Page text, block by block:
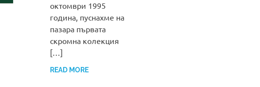
октомври 1995
година, пуснахме на
пазара първата
скромна колекция
[…]
READ MORE